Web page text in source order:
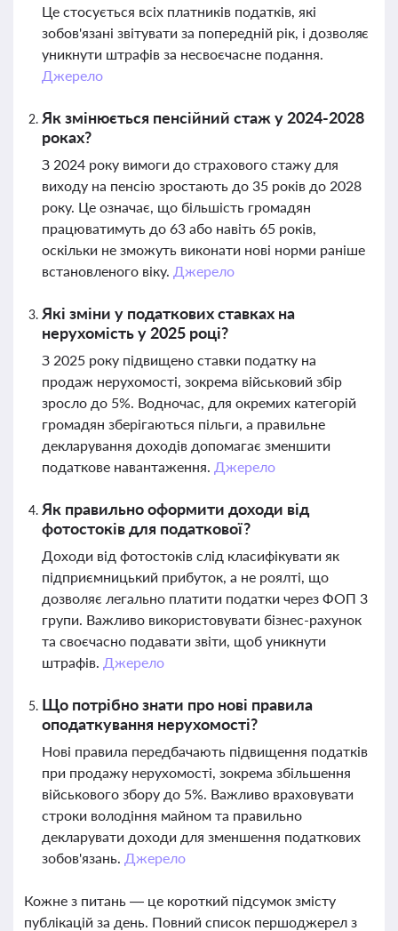
Це стосується всіх платників податків, які
зобов'язані звітувати за попередній рік, і дозволяє
уникнути штрафів за несвоєчасне подання.
Джерело
Як змінюється пенсійний стаж у 2024-2028
роках?
З 2024 року вимоги до страхового стажу для
виходу на пенсію зростають до 35 років до 2028
року. Це означає, що більшість громадян
працюватимуть до 63 або навіть 65 років,
оскільки не зможуть виконати нові норми раніше
встановленого віку. Джерело
Які зміни у податкових ставках на
нерухомість у 2025 році?
З 2025 року підвищено ставки податку на
продаж нерухомості, зокрема військовий збір
зросло до 5%. Водночас, для окремих категорій
громадян зберігаються пільги, а правильне
декларування доходів допомагає зменшити
податкове навантаження. Джерело
Як правильно оформити доходи від
фотостоків для податкової?
Доходи від фотостоків слід класифікувати як
підприємницький прибуток, а не роялті, що
дозволяє легально платити податки через ФОП 3
групи. Важливо використовувати бізнес-рахунок
та своєчасно подавати звіти, щоб уникнути
штрафів. Джерело
Що потрібно знати про нові правила
оподаткування нерухомості?
Нові правила передбачають підвищення податків
при продажу нерухомості, зокрема збільшення
військового збору до 5%. Важливо враховувати
строки володіння майном та правильно
декларувати доходи для зменшення податкових
зобов'язань. Джерело
Кожне з питань — це короткий підсумок змісту
публікацій за день. Повний список першоджерел з